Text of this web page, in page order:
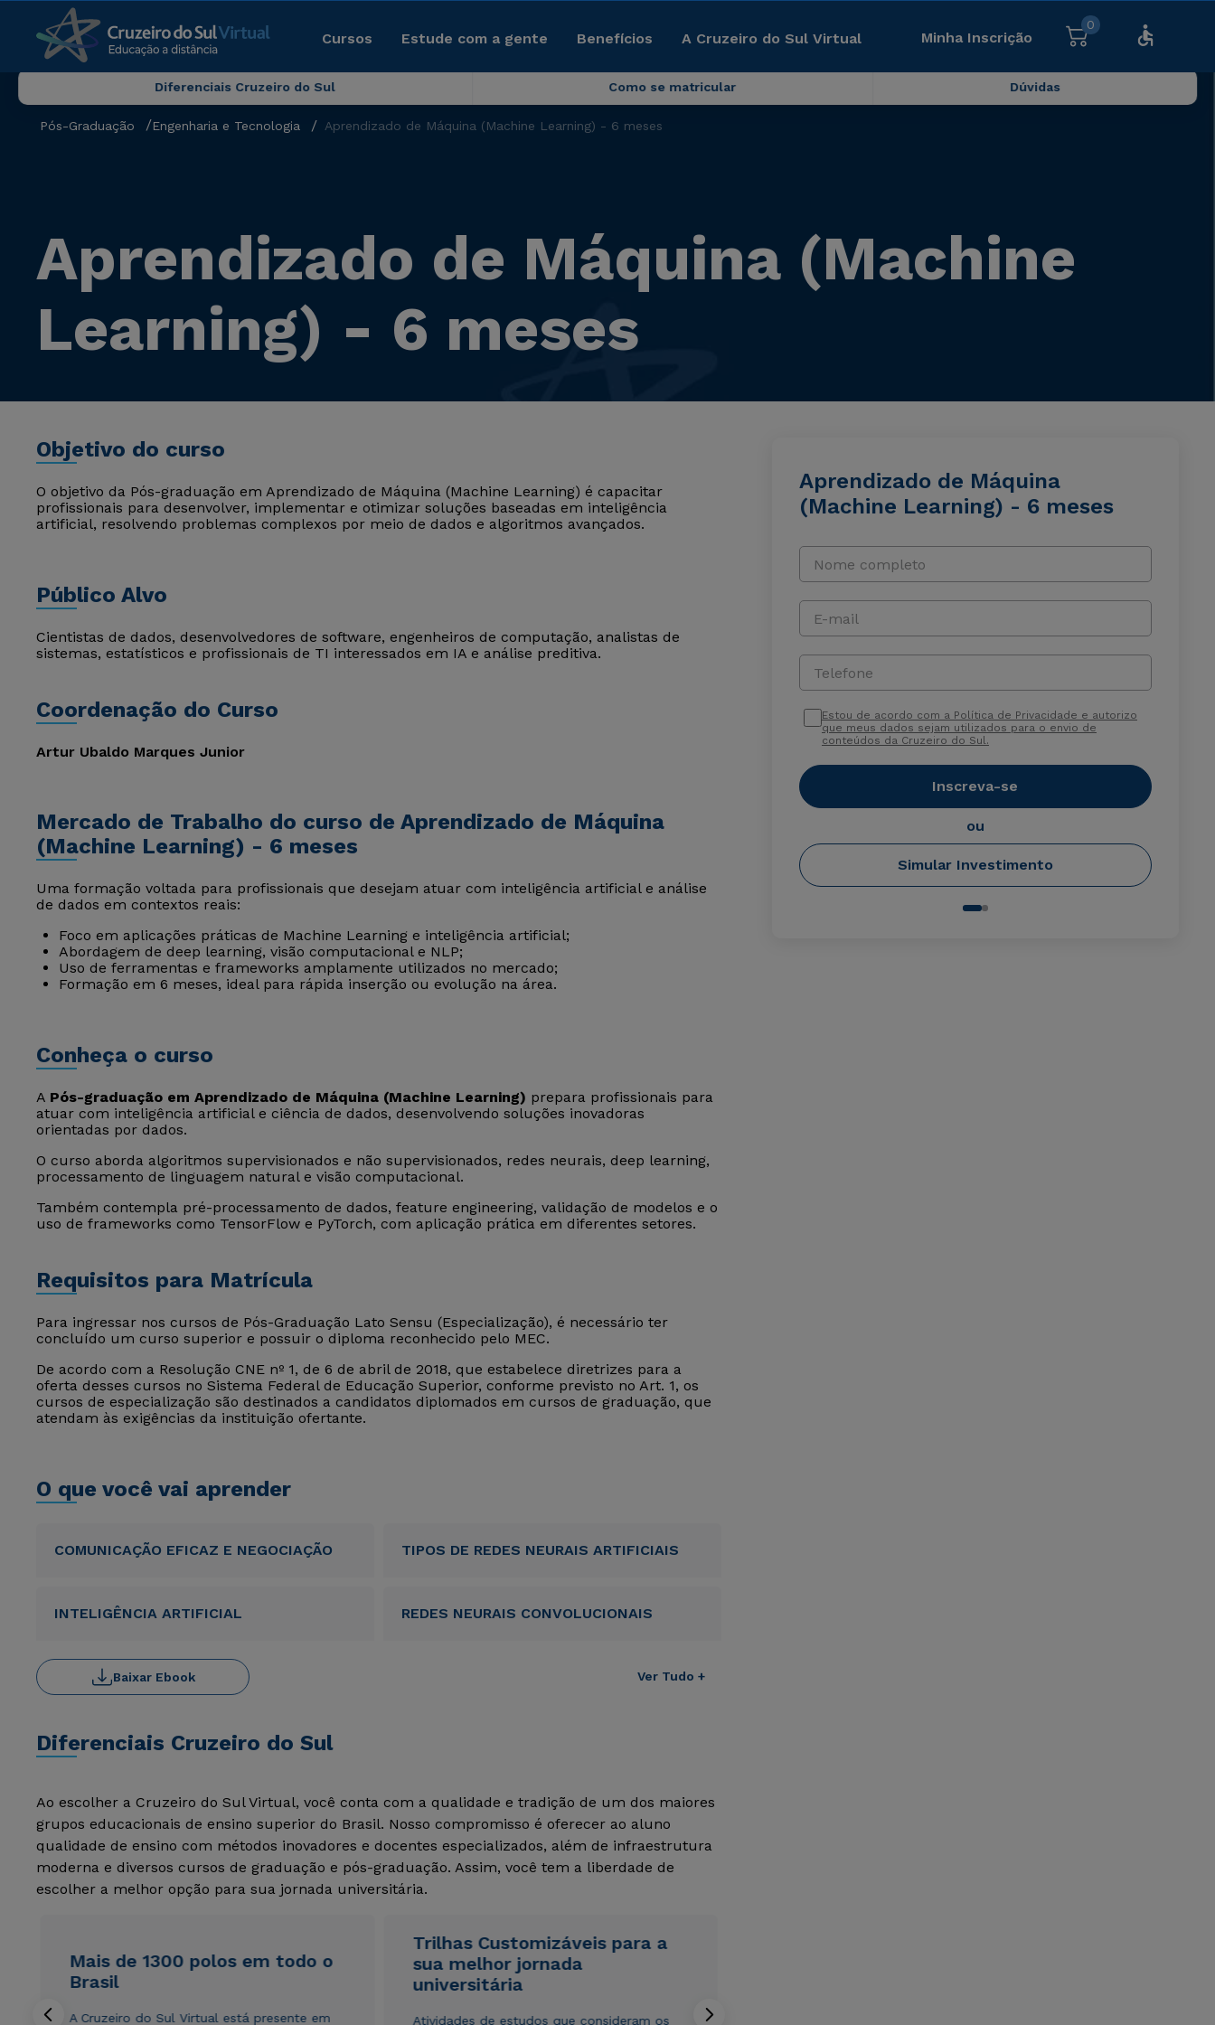
Cursos Estude com a gente Benefícios A Cruzeiro do Sul Virtual Minha Inscrição
0
Diferenciais Cruzeiro do Sul Como se matricular Dúvidas
Pós-Graduação Engenharia e Tecnologia Aprendizado de Máquina (Machine Learning) - 6 meses
Aprendizado de Máquina (Machine
Learning) - 6 meses
Objetivo do curso
O objetivo da Pós-graduação em Aprendizado de Máquina (Machine Learning) é capacitar
profissionais para desenvolver, implementar e otimizar soluções baseadas em inteligência
artificial, resolvendo problemas complexos por meio de dados e algoritmos avançados.
Público Alvo
Cientistas de dados, desenvolvedores de software, engenheiros de computação, analistas de
sistemas, estatísticos e profissionais de TI interessados em IA e análise preditiva.
Coordenação do Curso
Artur Ubaldo Marques Junior
Mercado de Trabalho do curso de Aprendizado de Máquina
(Machine Learning) - 6 meses
Uma formação voltada para profissionais que desejam atuar com inteligência artificial e análise
de dados em contextos reais:
Foco em aplicações práticas de Machine Learning e inteligência artificial;
Abordagem de deep learning, visão computacional e NLP;
Uso de ferramentas e frameworks amplamente utilizados no mercado;
Formação em 6 meses, ideal para rápida inserção ou evolução na área.
Conheça o curso
A Pós-graduação em Aprendizado de Máquina (Machine Learning) prepara profissionais para
atuar com inteligência artificial e ciência de dados, desenvolvendo soluções inovadoras
orientadas por dados.
O curso aborda algoritmos supervisionados e não supervisionados, redes neurais, deep learning,
processamento de linguagem natural e visão computacional.
Também contempla pré-processamento de dados, feature engineering, validação de modelos e o
uso de frameworks como TensorFlow e PyTorch, com aplicação prática em diferentes setores.
Requisitos para Matrícula
Para ingressar nos cursos de Pós-Graduação Lato Sensu (Especialização), é necessário ter
concluído um curso superior e possuir o diploma reconhecido pelo MEC.
De acordo com a Resolução CNE nº 1, de 6 de abril de 2018, que estabelece diretrizes para a
oferta desses cursos no Sistema Federal de Educação Superior, conforme previsto no Art. 1, os
cursos de especialização são destinados a candidatos diplomados em cursos de graduação, que
atendam às exigências da instituição ofertante.
O que você vai aprender
COMUNICAÇÃO EFICAZ E NEGOCIAÇÃO TIPOS DE REDES NEURAIS ARTIFICIAIS
INTELIGÊNCIA ARTIFICIAL REDES NEURAIS CONVOLUCIONAIS
Ver Tudo +
Baixar Ebook
Diferenciais Cruzeiro do Sul
Ao escolher a Cruzeiro do Sul Virtual, você conta com a qualidade e tradição de um dos maiores
grupos educacionais de ensino superior do Brasil. Nosso compromisso é oferecer ao aluno
qualidade de ensino com métodos inovadores e docentes especializados, além de infraestrutura
moderna e diversos cursos de graduação e pós-graduação. Assim, você tem a liberdade de
escolher a melhor opção para sua jornada universitária.
Mais de 1300 polos em todo o
Brasil
A Cruzeiro do Sul Virtual está presente em
Trilhas Customizáveis para a
sua melhor jornada
universitária
Atividades de estudos que consideram os
Aprendizado de Máquina
(Machine Learning) - 6 meses
Nome completo
E-mail
Telefone
Estou de acordo com a Política de Privacidade e autorizo
que meus dados sejam utilizados para o envio de
conteúdos da Cruzeiro do Sul.
Inscreva-se
ou
Simular Investimento